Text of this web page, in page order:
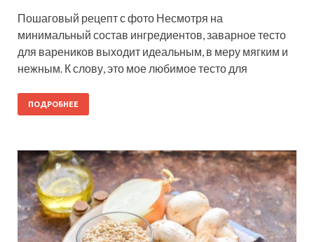
Пошаговый рецепт с фото Несмотря на
минимальный состав ингредиентов, заварное тесто
для вареников выходит идеальным, в меру мягким и
нежным. К слову, это мое любимое тесто для
ПОДРОБНЕЕ